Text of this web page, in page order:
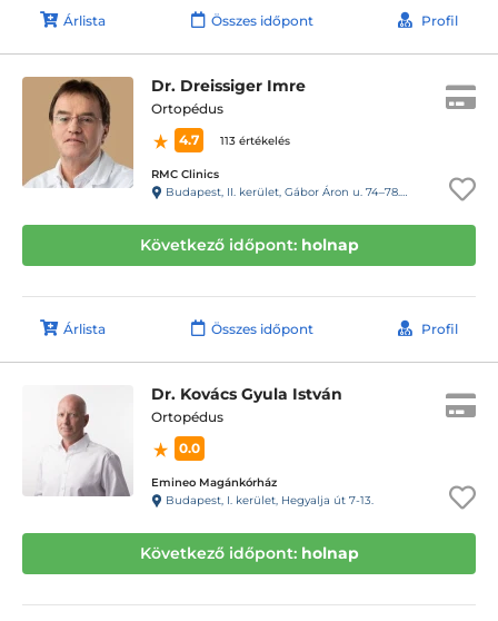
Árlista Összes időpont Profil
Dr. Dreissiger Imre
Ortopédus
4.7
113 értékelés
RMC Clinics
Budapest, II. kerület, Gábor Áron u. 74–78. III. emelet
Következő időpont: holnap
Árlista Összes időpont Profil
Dr. Kovács Gyula István
Ortopédus
0.0
Emineo Magánkórház
Budapest, I. kerület, Hegyalja út 7-13.
Következő időpont: holnap